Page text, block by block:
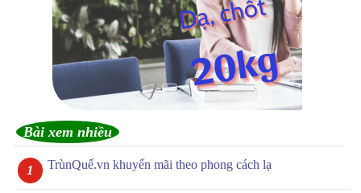
Bài xem nhiều
TrùnQuế.vn khuyến mãi theo phong cách lạ